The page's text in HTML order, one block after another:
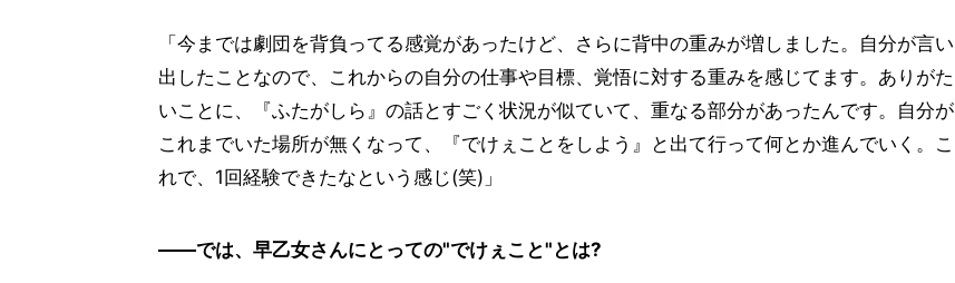
「今までは劇団を背負ってる感覚があったけど、さらに背中の重みが増しました。自分が言い
出したことなので、これからの自分の仕事や目標、覚悟に対する重みを感じてます。ありがた
いことに、『ふたがしら』の話とすごく状況が似ていて、重なる部分があったんです。自分が
これまでいた場所が無くなって、『でけぇことをしよう』と出て行って何とか進んでいく。こ
れで、1回経験できたなという感じ(笑)」
――では、早乙女さんにとっての"でけぇこと"とは?